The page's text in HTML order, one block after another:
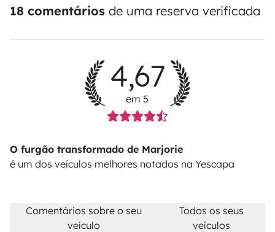
18 comentários de uma reserva verificada
4,67
em 5
O furgão transformado de Marjorie
é um dos veículos melhores notados na Yescapa
Comentários sobre o seu
veículo
Todos os seus
veículos